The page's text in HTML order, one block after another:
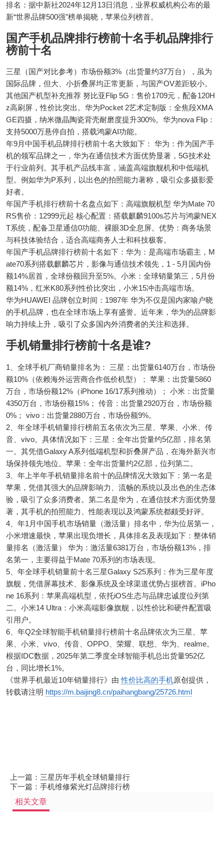
排名：据中新社2024年12月13日消息，业界权威机构公布的最
新“世界品牌500强”榜单揭晓，苹果位列榜首。
国产手机品牌排行榜前十名手机品牌排行
榜前十名
三星（国产对比参考）市场份额3%（出货量约37万台），虽为
国际品牌，但大、小折叠屏均正常更新，与国产OV差距较小。
其他国产机型补充推荐 努比亚Flip 5G：售价1709元，配备120H
z高刷屏，性价比突出。华为Pocket 2艺术定制版：全焦段XMA
GE四摄，纳米微晶陶瓷背壳耐磨度提升300%。华为nova Flip：
支持5000万悬停自拍，搭载鸿蒙AI功能。
年9月中国手机品牌排行榜前十名大致如下： 华为：作为国产手
机的领军品牌之一，华为在通信技术方面优势显著，5G技术处
于行业前列。其手机产品线丰富，涵盖高端旗舰机和中低端机
型。例如华为P系列，以出色的拍照能力著称，吸引众多摄影爱
好者。
年国产手机排行榜前十名盘点如下：高端旗舰机型 华为Mate 70
RS售价：12999元起 核心配置：搭载麒麟9100s芯片与鸿蒙NEX
T系统，配备卫星通信0功能、裸眼3D全息屏。优势：商务场景
与科技体验结合，适合高端商务人士和科技极客。
年国产手机品牌排行榜前十名如下：华为：是高端市场霸主，M
ate70系列搭载麒麟芯片，影像与通信技术领先，1 - 5月国内份
额14%居首，全球份额回升至5%。小米：全球销量第三，5月份
额14%，红米K80系列性价比突出，小米15冲击高端市场。
华为HUAWEI 品牌创立时间：1987年 华为不仅是国内家喻户晓
的手机品牌，也在全球市场上享有盛誉。近年来，华为的品牌影
响力持续上升，吸引了众多国内外消费者的关注和选择。
手机销量排行榜前十名是谁?
1、全球手机厂商销量排名为： 三星：出货量6140万台，市场份
额10%（依赖海外运营商合作低价机型）； 苹果：出货量5860
万台，市场份额12%（iPhone 16/17系列推动）； 小米：出货量
4350万台，市场份额15%； 传音：出货量2920万台，市场份额
0%； vivo：出货量2880万台，市场份额9%。
2、年全球手机销量排行榜前五名依次为三星、苹果、小米、传
音、vivo。具体情况如下：三星：全年出货量约5亿部，排名第
一。其凭借Galaxy A系列低端机型和折叠屏产品，在海外新兴市
场保持领先地位。苹果：全年出货量约2亿部，位列第二。
3、年上半年手机销量排名前十的品牌情况大致如下：第一名是
苹果，凭借其强大的品牌影响力、流畅的系统以及出色的生态体
验，吸引了众多消费者。第二名是华为，在通信技术方面优势显
著，其手机的拍照能力、性能表现以及鸿蒙系统都颇受好评。
4、年1月中国手机市场销量（激活量）排名中，华为位居第一，
小米增速最快，苹果出现负增长，具体排名及表现如下：整体销
量排名（激活量） 华为：激活量6381万台，市场份额13%，排
名第一，主要得益于Mate 70系列的市场表现。
5、年全球手机销量前十名三星Galaxy S25系列：作为三星年度
旗舰，凭借屏幕技术、影像系统及全球渠道优势占据榜首。iPho
ne 16系列：苹果高端机型，依托iOS生态与品牌忠诚度位列第
二。小米14 Ultra：小米高端影像旗舰，以性价比和硬件配置吸
引用户。
6、年Q2全球智能手机销量排行榜前十名品牌依次为三星、苹
果、小米、vivo、传音、OPPO、荣耀、联想、华为、realme。
根据IDC数据，2025年第二季度全球智能手机总出货量952亿
台，同比增长1%。
《世界手机最近10年销量排行》由性价比高的手机原创提供，
转载请注明 https://m.baijing8.cn/paihangbang/25726.html
上一篇： 三星历年手机全球销量排行
下一篇： 手机维修紫光灯品牌排行榜
相关文章